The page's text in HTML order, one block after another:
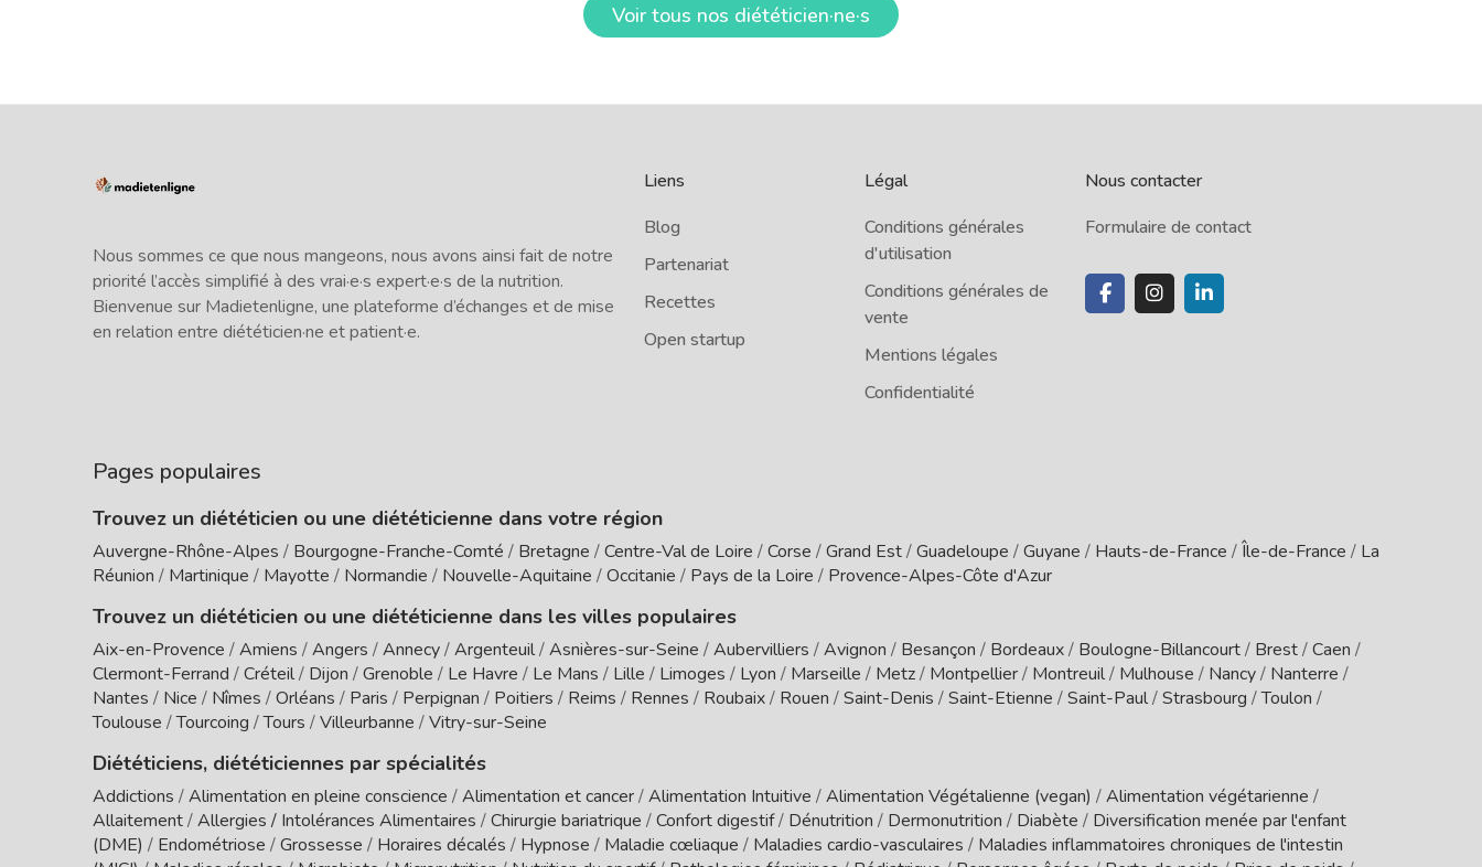
Voir tous nos diététicien·ne·s
Nous sommes ce que nous mangeons, nous avons ainsi fait de notre
priorité l’accès simplifié à des vrai·e·s expert·e·s de la nutrition.
Bienvenue sur Madietenligne, une plateforme d’échanges et de mise
en relation entre diététicien·ne et patient·e.
Liens
Blog
Partenariat
Recettes
Open startup
Légal
Conditions générales
d'utilisation
Conditions générales de
vente
Mentions légales
Confidentialité
Nous contacter
Formulaire de contact
Pages populaires
Trouvez un diététicien ou une diététicienne dans votre région
Auvergne-Rhône-Alpes / Bourgogne-Franche-Comté / Bretagne /Centre-Val de Loire /Corse /Grand Est/Guadeloupe /Guyane / Hauts-de-France /Île-de-France / La
Réunion / Martinique / Mayotte / Normandie / Nouvelle-Aquitaine /Occitanie / Pays de la Loire / Provence-Alpes-Côte d'Azur
Trouvez un diététicien ou une diététicienne dans les villes populaires
Aix-en-Provence /Amiens /Angers /Annecy/Argenteuil/Asnières-sur-Seine /Aubervilliers /Avignon / Besançon / Bordeaux/ Boulogne-Billancourt/ Brest/Caen /
Clermont-Ferrand /Créteil/ Dijon /Grenoble / Le Havre / Le Mans / Lille / Limoges / Lyon / Marseille / Metz/ Montpellier/ Montreuil/ Mulhouse / Nancy/ Nanterre /
Nantes / Nice / Nîmes /Orléans / Paris / Perpignan / Poitiers / Reims / Rennes / Roubaix/ Rouen /Saint-Denis /Saint-Etienne /Saint-Paul/Strasbourg /Toulon /
Toulouse /Tourcoing /Tours /Villeurbanne /Vitry-sur-Seine
Diététiciens, diététiciennes par spécialités
Addictions /Alimentation en pleine conscience /Alimentation et cancer/Alimentation Intuitive /Alimentation Végétalienne (vegan) /Alimentation végétarienne /
Allaitement/Allergies / Intolérances Alimentaires /Chirurgie bariatrique /Confort digestif/ Dénutrition / Dermonutrition / Diabète / Diversification menée par l'enfant
(DME) / Endométriose /Grossesse / Horaires décalés / Hypnose / Maladie cœliaque / Maladies cardio-vasculaires / Maladies inflammatoires chroniques de l'intestin